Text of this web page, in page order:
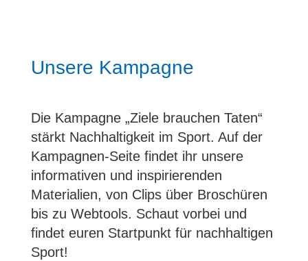
Unsere Kampagne
Die Kampagne „Ziele brauchen Taten“
stärkt Nachhaltigkeit im Sport. Auf der
Kampagnen-Seite findet ihr unsere
informativen und inspirierenden
Materialien, von Clips über Broschüren
bis zu Webtools. Schaut vorbei und
findet euren Startpunkt für nachhaltigen
Sport!